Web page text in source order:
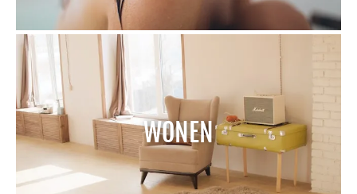
WONEN